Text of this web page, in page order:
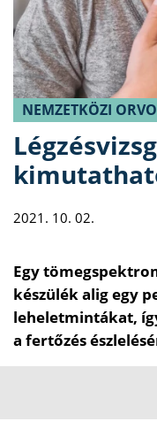
ORVOSKERESŐ
NEMZETKÖZI
2021. 10. 02.
Egy
készülék alig egy
leheletmintákat,
a fertőzés